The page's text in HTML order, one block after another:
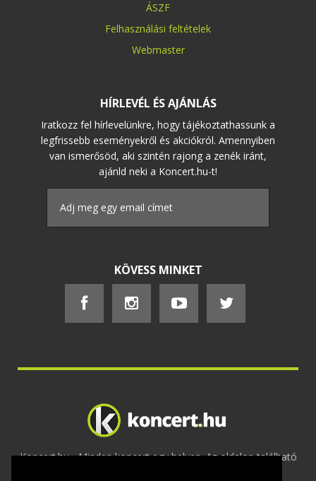
ÁSZF
Felhasználási feltételek
Webmaster
HÍRLEVÉL ÉS AJÁNLÁS
Iratkozz fel hírlevelünkre, hogy tájékoztathassunk a
legfrissebb eseményekről és akciókról. Amennyiben
van ismerősöd, aki szintén rajong a zenék iránt,
ajánld neki a Koncert.hu-t!
KÖVESS MINKET
Koncert.hu - Minden koncert egy helyen. Az oldalon található